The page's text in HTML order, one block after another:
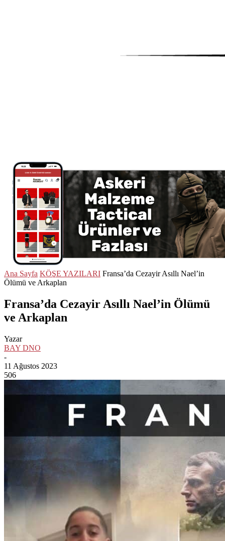
Ana Sayfa KÖŞE YAZILARI Fransa’da Cezayir Asıllı Nael’in
Ölümü ve Arkaplan
Fransa’da Cezayir Asıllı Nael’in Ölümü
ve Arkaplan
Yazar
BAY DNO
-
11 Ağustos 2023
506